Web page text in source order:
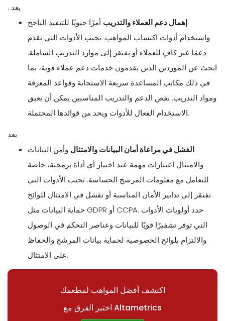
. يعد
إهمال دعم العملاء والتدريب أمرًا حيويًا للتنفيذ الناجح
واستخدام أدوات اكتساب المواهب. تجنب الأدوات التي تقدم
دعمًا غير كافٍ للعملاء أو تفتقر إلى موارد التدريب الشاملة.
ابحث عن الموردين الذين يقدمون خدمات دعم عملاء قوية، بما
في ذلك مكاتب المساعدة سريعة الاستجابة وقواعد المعرفة
ومواد التدريب. نقص الدعم والتدريب المناسبين يمكن أن يعيق
الاستخدام الفعال للأدوات ويحد من فوائدها المحتملة.
يعد
الفشل في مراعاة أمان البيانات والامتثال وأمن البيانات
والامتثال اعتبارات مهمة عند اختيار أي أداة برمجية، خاصة
للتعامل مع معلومات المرشح الحساسة. تجنب الأدوات التي
تفتقر إلى تدابير الأمان المناسبة أو تفشل في الامتثال للوائح
حماية البيانات مثل GDPR أو CCPA. حدد أولويات الأدوات
التي توفر تشفيرًا قويًا للبيانات وعناصر التحكم في الوصول
والالتزام بلوائح الخصوصية لحماية بيانات المرشح والحفاظ
على الامتثال.
اكتشف أفضل المواهب لمطعمك
اختبر الفرق مع Altametrics